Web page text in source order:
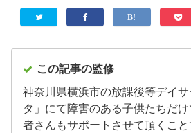
この記事の監修
神奈川県横浜市の放課後等デイ
タ」にて障害のある子供たちだ
者さんもサポートさせて頂くこ